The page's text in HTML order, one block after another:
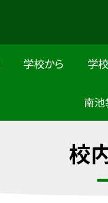
学校から 学
南池
校